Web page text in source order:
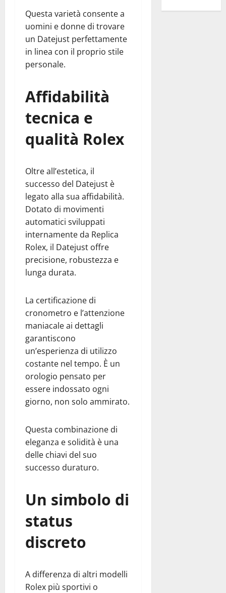
Questa varietà consente a
uomini e donne di trovare
un Datejust perfettamente
in linea con il proprio stile
personale.
Affidabilità
tecnica e
qualità Rolex
Oltre all’estetica, il
successo del Datejust è
legato alla sua affidabilità.
Dotato di movimenti
automatici sviluppati
internamente da Replica
Rolex, il Datejust offre
precisione, robustezza e
lunga durata.
La certificazione di
cronometro e l’attenzione
maniacale ai dettagli
garantiscono
un’esperienza di utilizzo
costante nel tempo. È un
orologio pensato per
essere indossato ogni
giorno, non solo ammirato.
Questa combinazione di
eleganza e solidità è una
delle chiavi del suo
successo duraturo.
Un simbolo di
status
discreto
A differenza di altri modelli
Rolex più sportivi o